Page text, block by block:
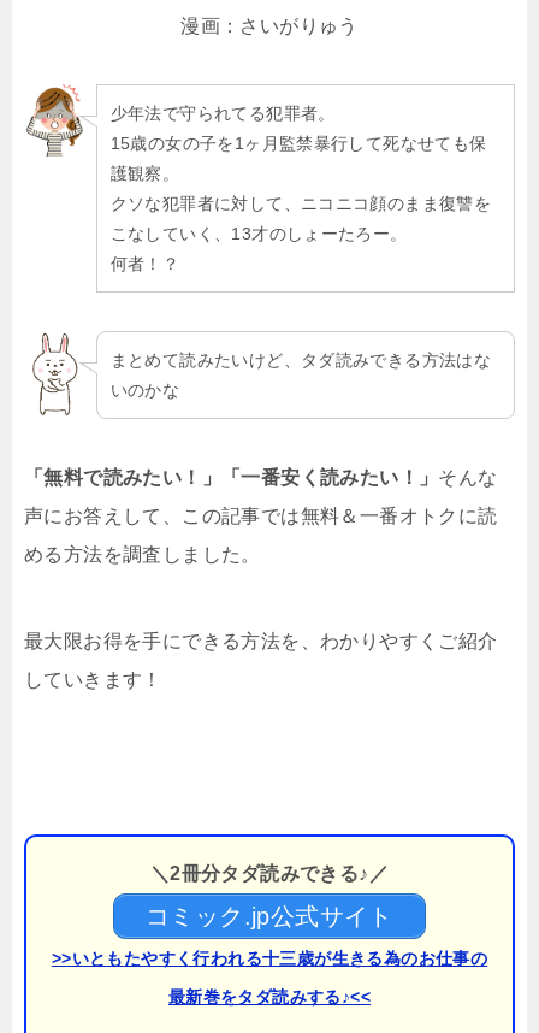
漫画：さいがりゅう
少年法で守られてる犯罪者。
15歳の女の子を1ヶ月監禁暴行して死なせても保
護観察。
クソな犯罪者に対して、ニコニコ顔のまま復讐を
こなしていく、13才のしょーたろー。
何者！？
まとめて読みたいけど、タダ読みできる方法はな
いのかな
「無料で読みたい！」「一番安く読みたい！」 そんな
声にお答えして、この記事では無料＆一番オトクに読
める方法を調査しました。
最大限お得を手にできる方法を、わかりやすくご紹介
していきます！
＼2冊分タダ読みできる♪／
コミック.jp公式サイト
>>いともたやすく行われる十三歳が生きる為のお仕事の
最新巻をタダ読みする♪<<